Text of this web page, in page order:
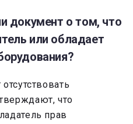
документ о том, что
или обладает
что
прав